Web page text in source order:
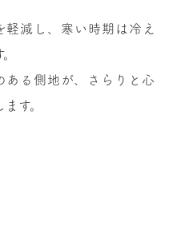
減し、寒い時期は冷え
ある側地が、さらりと心
す。